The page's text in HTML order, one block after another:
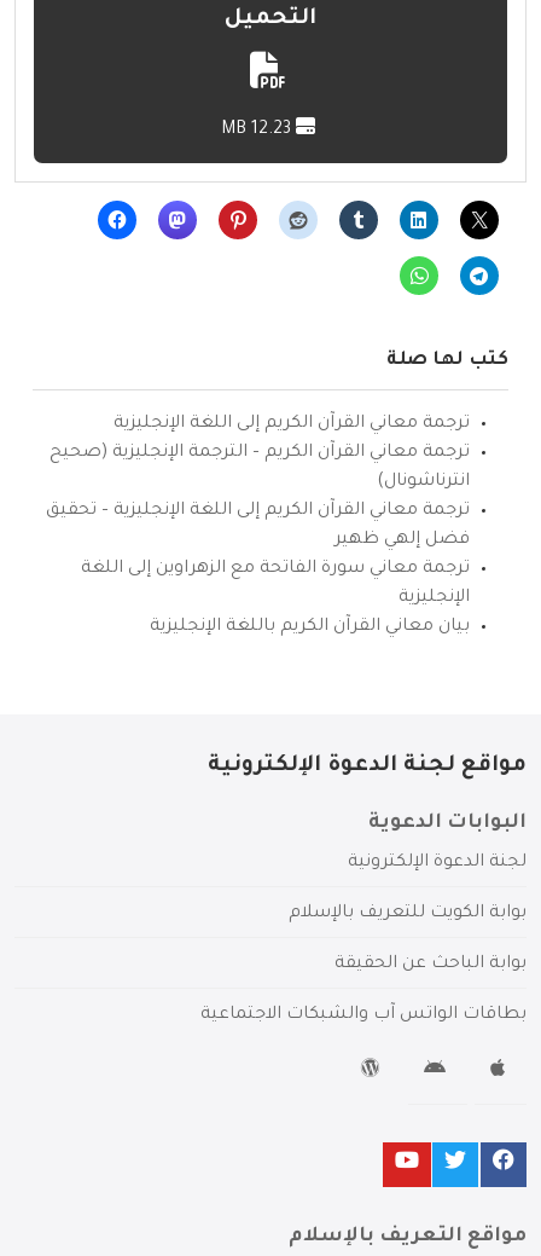
التحميل
كتب لها صلة
ترجمة معاني القرآن الكريم إلى اللغة الإنجليزية
ترجمة معاني القرآن الكريم – الترجمة الإنجليزية (صحيح
انترناشونال)
ترجمة معاني القرآن الكريم إلى اللغة الإنجليزية – تحقيق
فضل إلهي ظهير
ترجمة معاني سورة الفاتحة مع الزهراوين إلى اللغة
الإنجليزية
بيان معاني القرآن الكريم باللغة الإنجليزية
مواقع لجنة الدعوة الإلكترونية
البوابات الدعوية
لجنة الدعوة الإلكترونية
بوابة الكويت للتعريف بالإسلام
بوابة الباحث عن الحقيقة
بطاقات الواتس آب والشبكات الاجتماعية
مواقع التعريف بالإسلام